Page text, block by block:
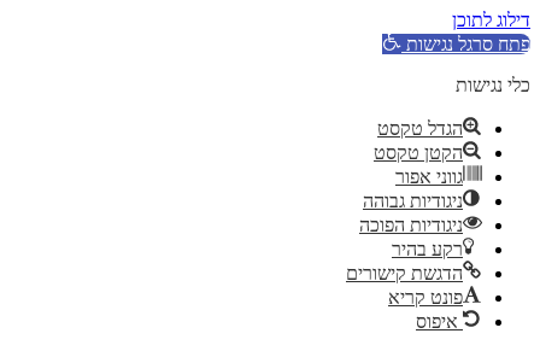
דילוג לתוכן
פתח סרגל נגישות
כלי נגישות
הגדל טקסט
הקטן טקסט
גווני אפור
ניגודיות גבוהה
ניגודיות הפוכה
רקע בהיר
הדגשת קישורים
פונט קריא
איפוס